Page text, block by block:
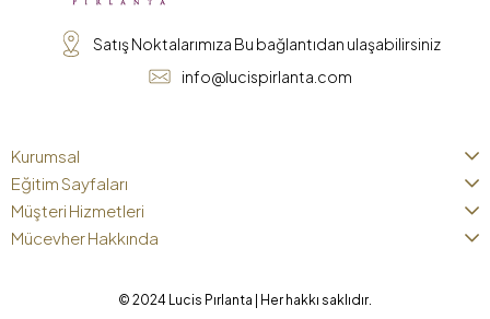
Satış Noktalarımıza Bu bağlantıdan ulaşabilirsiniz
info@lucispirlanta.com
Kurumsal
Eğitim Sayfaları
Müşteri Hizmetleri
Mücevher Hakkında
© 2024 Lucis Pırlanta | Her hakkı saklıdır.